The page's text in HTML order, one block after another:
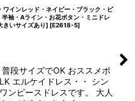
インレッド・ネイビー・ブラック・ピ
袖・Aライン・お花ボタン・ミニドレ
きいサイズあり] [E2618-5]
段サイズでOK おススメポ
エルケイドレス・・ シン
ンピースドレスです。 大人